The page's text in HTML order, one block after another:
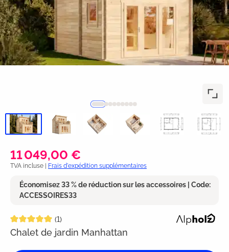
11 049,00 €
TVA incluse | Frais d'expédition supplémentaires
Économisez 33 % de réduction sur les accessoires | Code:
ACCESSOIRES33
Note moyenne de 5 sur 5 étoiles
(1)
Chalet de jardin Manhattan